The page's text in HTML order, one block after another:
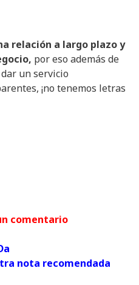
relación a largo plazo y
por eso además de
un servicio
¡no tenemos letras
un comentario
nota recomendada